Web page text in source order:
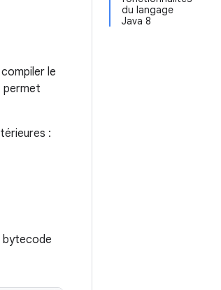
du langage
Java 8
le
permet
:
bytecode